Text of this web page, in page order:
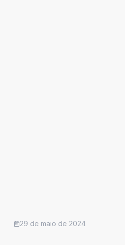
29 de maio de 2024